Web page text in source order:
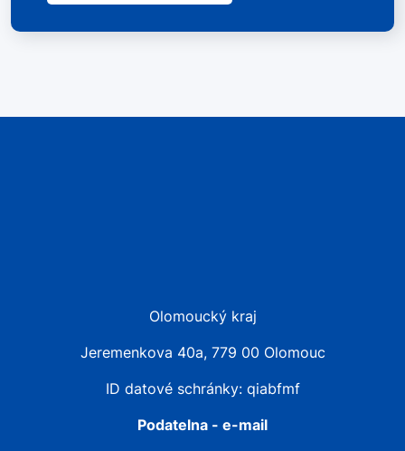
Olomoucký kraj
Jeremenkova 40a, 779 00 Olomouc
ID datové schránky: qiabfmf
Podatelna - e-mail